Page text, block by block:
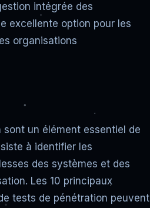
intégrée des
excellente option pour les
organisations
un élément essentiel de
à identifier les
des systèmes et des
Les 10 principaux
tests de pénétration peuvent